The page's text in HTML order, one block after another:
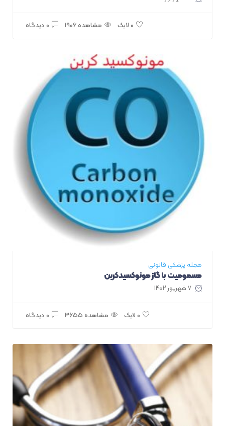
مشاهده ۱۹۰۶ ۰ دیدگاه
مجله پزشکی قانونی
مسمومیت با گاز مونوکسیدکربن
مشاهده ۳۶۵۵ ۰ دیدگاه